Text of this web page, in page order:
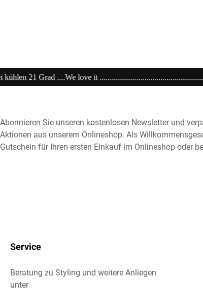
extra auf
Abonnieren Sie unseren kostenlosen Newsletter und
Aktionen aus unserem Onlineshop. Als
Gutschein für Ihren ersten Einkauf im Onlineshop oder
Service
Beratung zu Styling und weitere Anliegen
unter